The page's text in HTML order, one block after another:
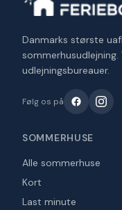
Danmarks største
udlejningsbureauer.
Følg os på
SOMMERHUSE
Alle sommerhuse
Kort
Last minute